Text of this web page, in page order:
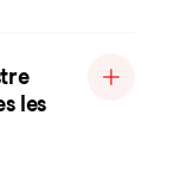
les